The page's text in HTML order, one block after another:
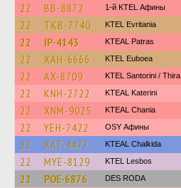
22 BB-8872 1-й KTEL Афины
22 TKB-7740 ΚΤΕL Evritania
22 IP-4143 KTEAL Patras
22 XAH-6666 ΚΤΕL Euboea
22 AX-8709 KTEL Santorini / Thira
22 KNH-2722 KTEAL Katerini
22 XNM-9025 KTEAL Chania
22 YEH-7422 OSY Афины
22 XAT-4477 KTEAL Chalkida
22 MYE-8129 KTEL Lesbos
22 POE-6876 DES RODA